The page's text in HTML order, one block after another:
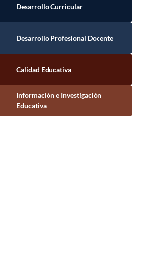
Información e Investigación Educativa